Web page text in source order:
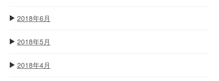
2018年6月
2018年5月
2018年4月